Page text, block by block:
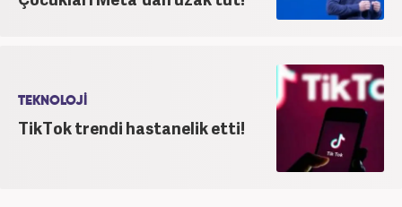
TEKNOLOJİ
TikTok trendi hastanelik etti!